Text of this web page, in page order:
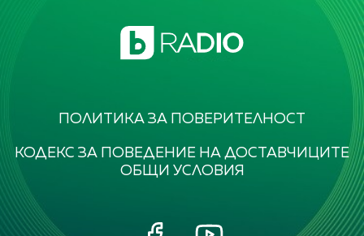
ПОЛИТИКА ЗА ПОВЕРИТЕЛНОСТ
КОДЕКС ЗА ПОВЕДЕНИЕ НА ДОСТАВЧИЦИТЕ
ОБЩИ УСЛОВИЯ